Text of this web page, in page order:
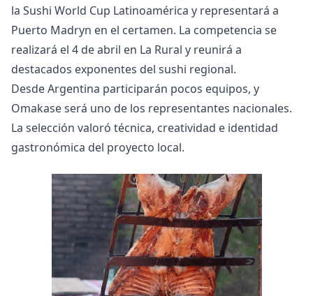
la Sushi World Cup Latinoamérica y representará a
Puerto Madryn en el certamen. La competencia se
realizará el 4 de abril en La Rural y reunirá a
destacados exponentes del sushi regional.
Desde Argentina participarán pocos equipos, y
Omakase será uno de los representantes nacionales.
La selección valoró técnica, creatividad e identidad
gastronómica del proyecto local.